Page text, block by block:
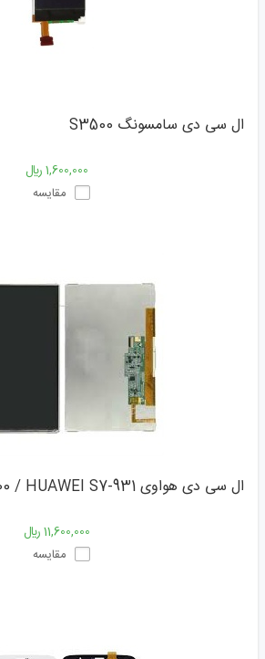
ال سی دی سامسونگ S3500
1,600,000 ﷼
مقایسه
11,600,000 ﷼
مقایسه